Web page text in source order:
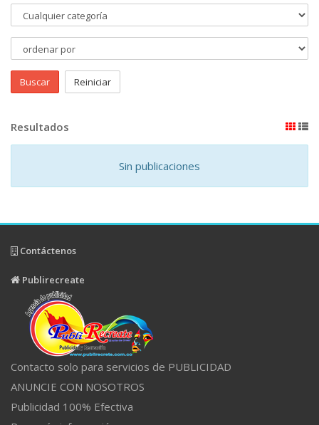
Buscar Reiniciar
Resultados
Sin publicaciones
Contáctenos
Publirecreate
Contacto solo para servicios de PUBLICIDAD
ANUNCIE CON NOSOTROS
Publicidad 100% Efectiva